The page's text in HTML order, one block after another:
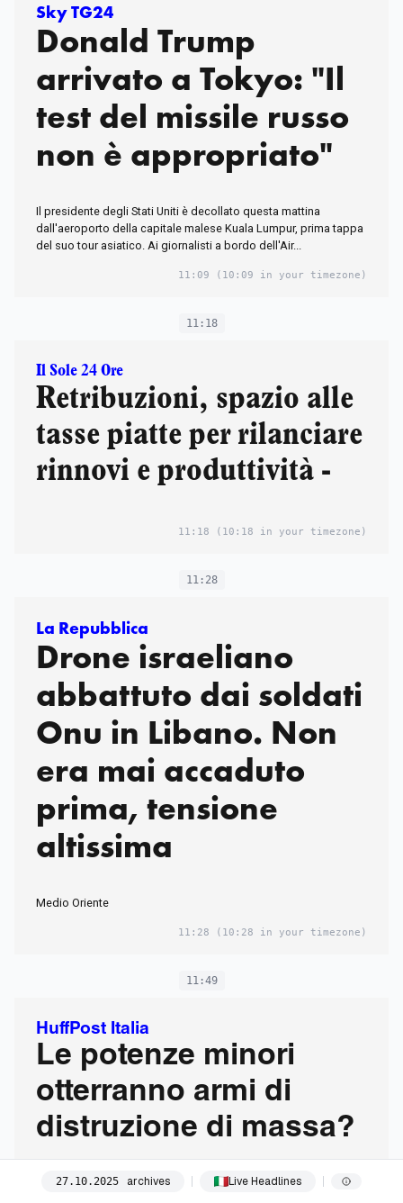
Sky TG24
Donald Trump
arrivato a Tokyo: "Il
test del missile russo
non è appropriato"
Il presidente degli Stati Uniti è decollato questa mattina
dall'aeroporto della capitale malese Kuala Lumpur, prima tappa
del suo tour asiatico. Ai giornalisti a bordo dell'Air...
11:09 (10:09 in your timezone)
11:18
Il Sole 24 Ore
Retribuzioni, spazio alle
tasse piatte per rilanciare
rinnovi e produttività -
11:18 (10:18 in your timezone)
11:28
La Repubblica
Drone israeliano
abbattuto dai soldati
Onu in Libano. Non
era mai accaduto
prima, tensione
altissima
Medio Oriente
11:28 (10:28 in your timezone)
11:49
HuffPost Italia
Le potenze minori
otterranno armi di
distruzione di massa?
La guerra russo-ucraina e il conseguente declino dell’ordine
27. 10.2025 archives Live Headlines